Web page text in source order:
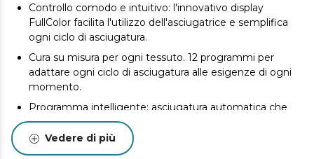
Controllo comodo e intuitivo: l'innovativo display
FullColor facilita l'utilizzo dell'asciugatrice e semplifica
ogni ciclo di asciugatura.
Cura su misura per ogni tessuto. 12 programmi per
adattare ogni ciclo di asciugatura alle esigenze di ogni
momento.
Programma intelligente: asciugatura automatica che
utilizza sensori di temperatura e umidità per valutare la
quantità di biancheria e regolare automaticamente il
tempo di asciugatura. Si spegne automaticamente
Vedere di più